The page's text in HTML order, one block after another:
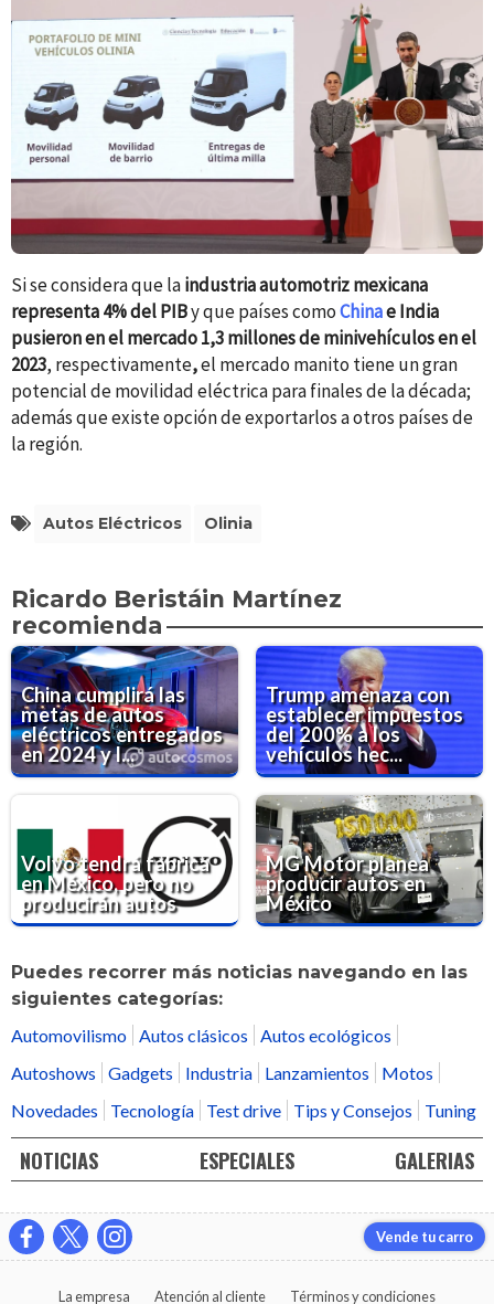
Si se considera que laindustria automotriz mexicana
representa 4% del PIBy que países comoChinae India
pusieron en el mercado 1,3 millones de minivehículos en el
2023, respectivamente,el mercado manito tiene un gran
potencial de movilidad eléctrica para finales de la década;
además que existe opción de exportarlos a otros países de
la región.
Autos Eléctricos Olinia
Ricardo Beristáin Martínez
recomienda
China cumplirá las
metas de autos
eléctricos entregados
en 2024 y l...
Trump amenaza con
establecer impuestos
del 200% a los
vehículos hec...
Volvo tendrá fabrica
en México, pero no
producirán autos
MG Motor planea
producir autos en
México
Puedes recorrer más noticias navegando en las
siguientes categorías:
Automovilismo Autos clásicos
Autos ecológicos
Autoshows
Gadgets Industria Lanzamientos
Motos
Novedades
Tecnología Test drive Tips y Consejos Tuning
NOTICIAS ESPECIALES GALERIAS
Vende tu carro
La empresa Atención al cliente Términos y condiciones